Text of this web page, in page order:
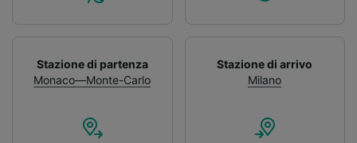
Stazione di partenza
Monaco—Monte-Carlo
Stazione di arrivo
Milano